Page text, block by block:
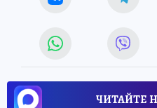
ЧИТАЙТЕ